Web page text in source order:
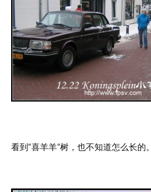
看到“喜羊羊”树，也不知道怎么长的。